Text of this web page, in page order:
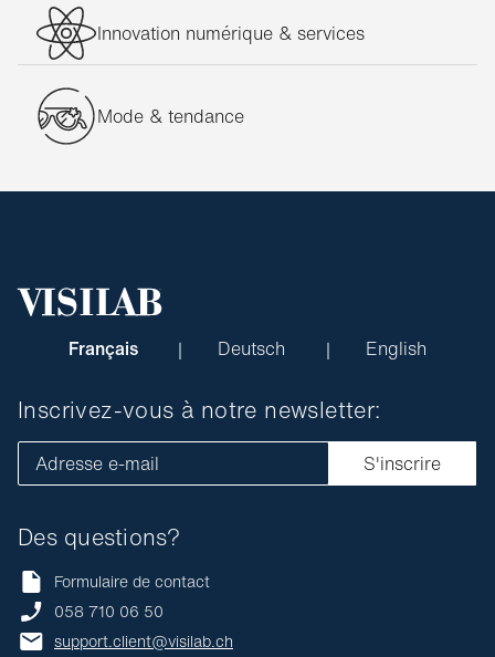
Innovation numérique & services
Mode & tendance
Français Deutsch English
Des questions?
Formulaire de contact
058 710 06 50
support.client@visilab.ch
Inscrivez-vous à notre newsletter:
Adresse e-mail S'inscrire